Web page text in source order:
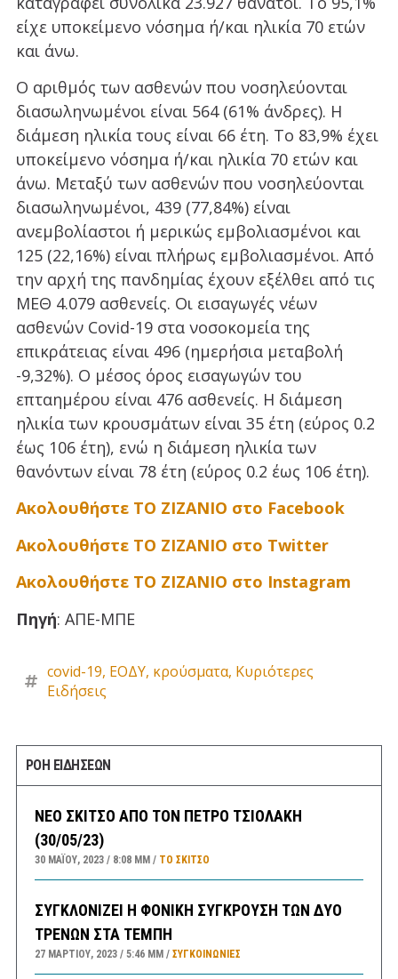
είχε υποκείμενο νόσημα ή/και ηλικία 70 ετών
και άνω.
Ο αριθμός των ασθενών που νοσηλεύονται
διασωληνωμένοι είναι 564 (61% άνδρες). Η
διάμεση ηλικία τους είναι 66 έτη. To 83,9% έχει
υποκείμενο νόσημα ή/και ηλικία 70 ετών και
άνω. Μεταξύ των ασθενών που νοσηλεύονται
διασωληνωμένοι, 439 (77,84%) είναι
ανεμβολίαστοι ή μερικώς εμβολιασμένοι και
125 (22,16%) είναι πλήρως εμβολιασμένοι. Από
την αρχή της πανδημίας έχουν εξέλθει από τις
ΜΕΘ 4.079 ασθενείς. Οι εισαγωγές νέων
ασθενών Covid-19 στα νοσοκομεία της
επικράτειας είναι 496 (ημερήσια μεταβολή
-9,32%). Ο μέσος όρος εισαγωγών του
επταημέρου είναι 476 ασθενείς. Η διάμεση
ηλικία των κρουσμάτων είναι 35 έτη (εύρος 0.2
έως 106 έτη), ενώ η διάμεση ηλικία των
θανόντων είναι 78 έτη (εύρος 0.2 έως 106 έτη).
Ακολουθήστε ΤΟ ΖΙΖΑΝΙΟ στο Facebook
Ακολουθήστε ΤΟ ΖΙΖΑΝΙΟ στο Twitter
Ακολουθήστε ΤΟ ΖΙΖΑΝΙΟ στο Instagram
Πηγή: ΑΠΕ-ΜΠΕ
covid-19, ΕΟΔΥ, κρούσματα, Κυριότερες
Ειδήσεις
ΡΟΗ ΕΙΔΗΣΕΩΝ
ΝΕΟ ΣΚΙΤΣΟ ΑΠΟ ΤΟΝ ΠΕΤΡΟ ΤΣΙΟΛΑΚΗ
(30/05/23)
30 ΜΑΪ́ΟΥ, 2023 8:08 ΜΜ ΤΟ ΣΚΊΤΣΟ
ΣΥΓΚΛΟΝΙΖΕΙ Η ΦΟΝΙΚΗ ΣΥΓΚΡΟΥΣΗ ΤΩΝ ΔΥΟ
ΤΡΕΝΩΝ ΣΤΑ ΤΕΜΠΗ
27 ΜΑΡΤΊΟΥ, 2023 5:46 ΜΜ ΣΥΓΚΟΙΝΩΝΊΕΣ